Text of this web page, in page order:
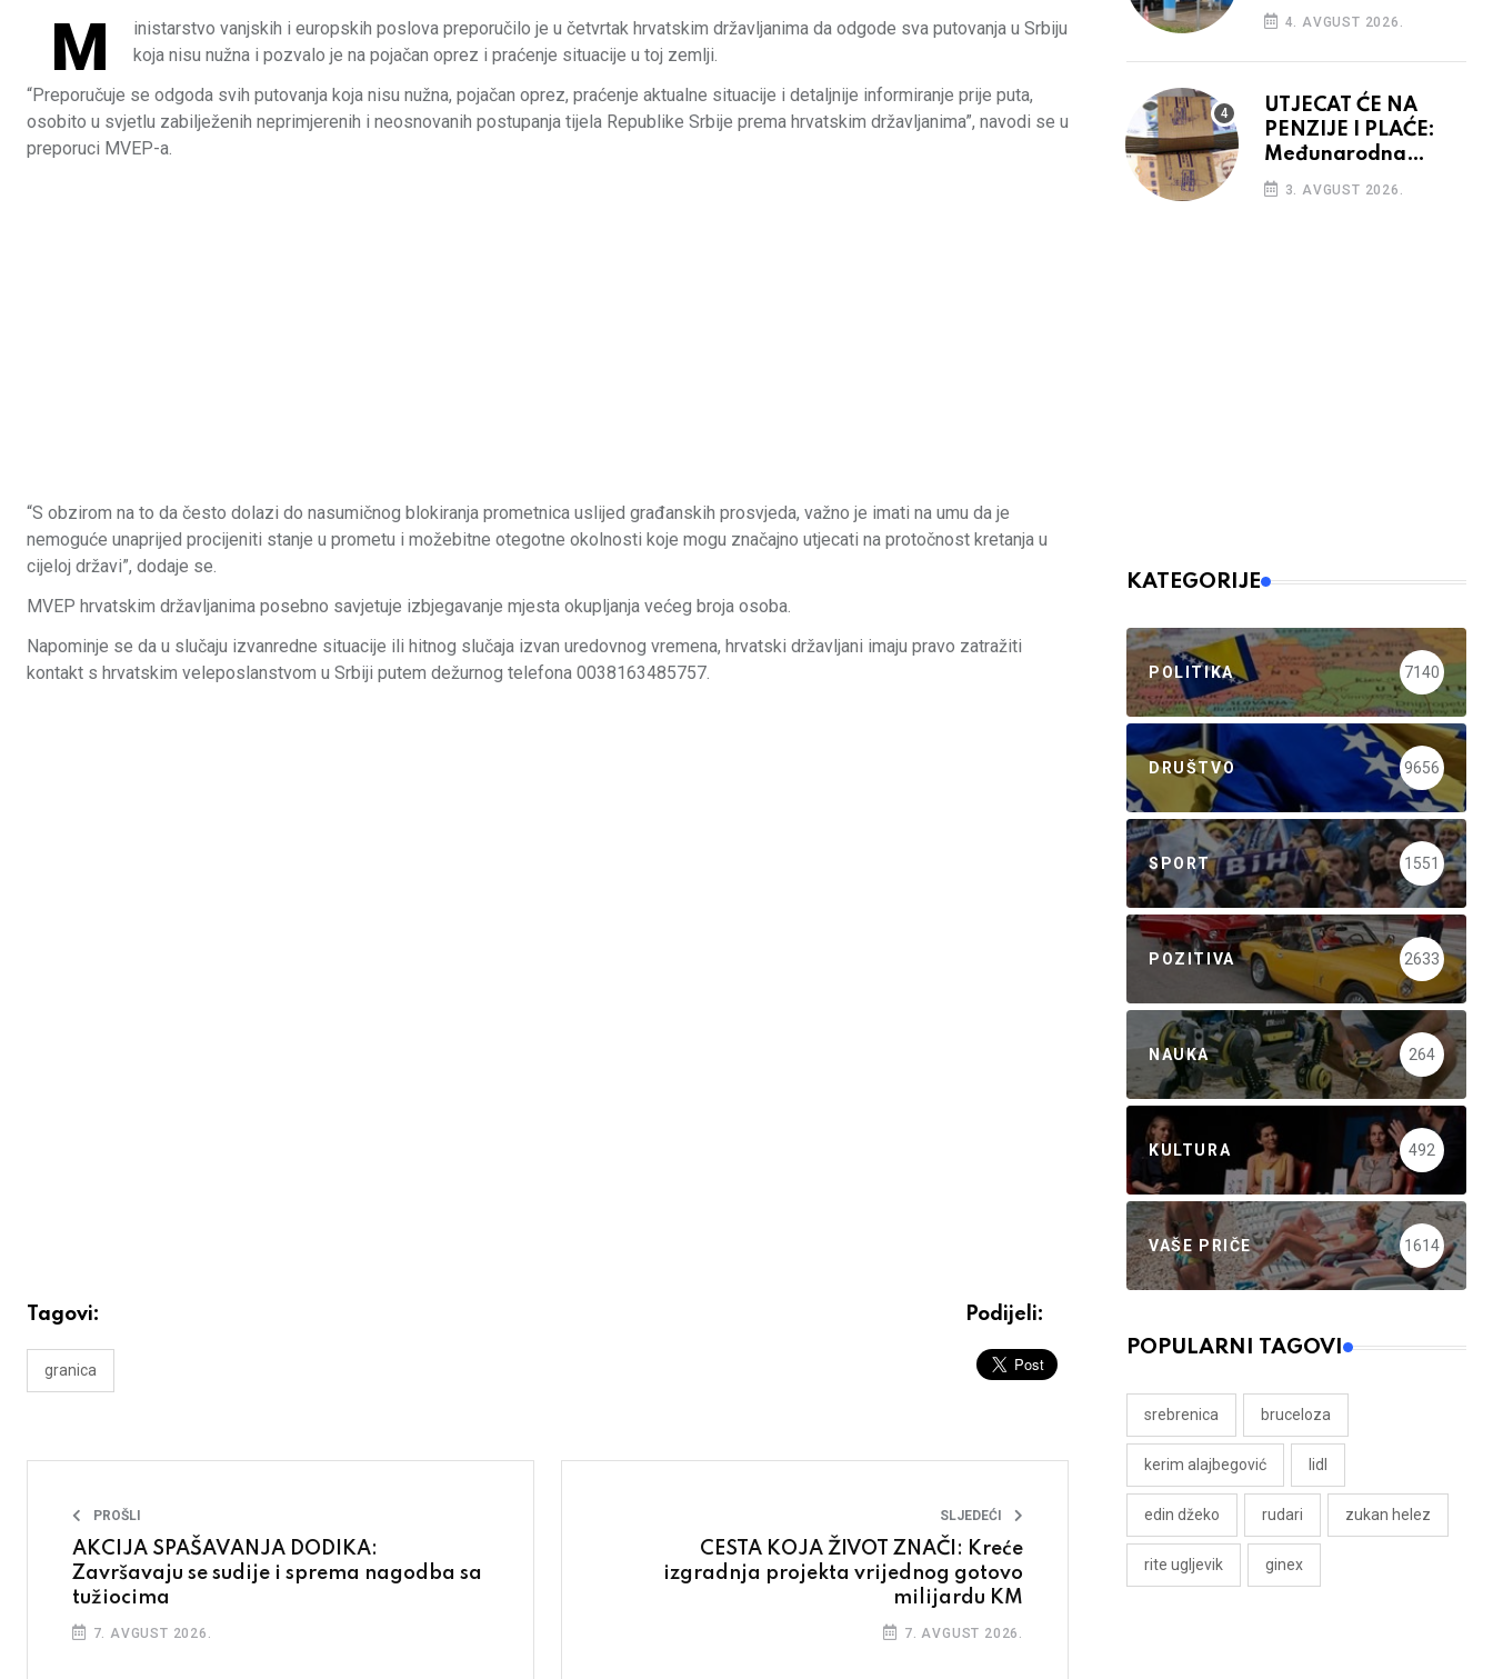
M
inistarstvo vanjskih i europskih poslova preporučilo je u četvrtak hrvatskim državljanima da odgode sva putovanja u Srbiju
koja nisu nužna i pozvalo je na pojačan oprez i praćenje situacije u toj zemlji.
“Preporučuje se odgoda svih putovanja koja nisu nužna, pojačan oprez, praćenje aktualne situacije i detaljnije informiranje prije puta,
osobito u svjetlu zabilježenih neprimjerenih i neosnovanih postupanja tijela Republike Srbije prema hrvatskim državljanima”, navodi se u
preporuci MVEP-a.
“S obzirom na to da često dolazi do nasumičnog blokiranja prometnica uslijed građanskih prosvjeda, važno je imati na umu da je
nemoguće unaprijed procijeniti stanje u prometu i možebitne otegotne okolnosti koje mogu značajno utjecati na protočnost kretanja u
cijeloj državi”, dodaje se.
MVEP hrvatskim državljanima posebno savjetuje izbjegavanje mjesta okupljanja većeg broja osoba.
Napominje se da u slučaju izvanredne situacije ili hitnog slučaja izvan uredovnog vremena, hrvatski državljani imaju pravo zatražiti
kontakt s hrvatskim veleposlanstvom u Srbiji putem dežurnog telefona 0038163485757.
Tagovi:
granica
Podijeli:
PROŠLI
AKCIJA SPAŠAVANJA DODIKA:
Završavaju se sudije i sprema nagodba sa
tužiocima
7. AVGUST 2026.
SLJEDEĆI
CESTA KOJA ŽIVOT ZNAČI: Kreće
izgradnja projekta vrijednog gotovo
milijardu KM
7. AVGUST 2026.
EU, protesti na
vidiku
4. AVGUST 2026.
UTJECAT ĆE NA
PENZIJE I PLAĆE:
Međunarodna
agencija potvrdila
kreditni rejting BiH
3. AVGUST 2026.
KATEGORIJE
POLITIKA 7140
DRUŠTVO 9656
SPORT 1551
POZITIVA 2633
NAUKA 264
KULTURA 492
VAŠE PRIČE 1614
POPULARNI TAGOVI
srebrenica bruceloza
kerim alajbegović lidl
edin džeko rudari zukan helez
rite ugljevik ginex